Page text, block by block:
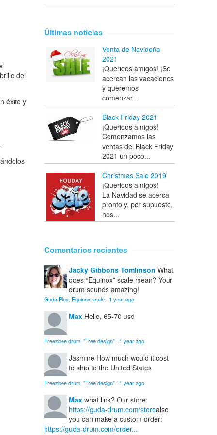
del
éxito y
Últimas noticias
Venta de Navideña
2021
¡Queridos amigos! ¡Se
acercan las vacaciones
y queremos
comenzar...
Black Friday 2021
¡Queridos amigos!
Comenzamos las
ventas del Black Friday
2021 un poco...
Christmas Sale 2019
¡Queridos amigos!
La Navidad se acerca
pronto y, por supuesto,
nos...
Comentarios recientes
Jacky Gibbons Tomlinson What
does “Equinox” scale mean? Your
drum sounds amazing!
Guda Plus, Equinox scale · 1 year ago
Max Hello, 65-70 usd
Freezbee drum, "Tree design" · 1 year ago
Jasmine How much would it cost
to ship to the United States
Freezbee drum, "Tree design" · 1 year ago
Max what link? Our store:
https://guda-drum.com/storealso
you can make a custom order:
https://guda-drum.com/order...